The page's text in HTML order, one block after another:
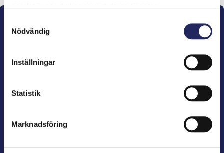
Nödvändig
Inställningar
Statistik
Marknadsföring
kulturens väktare och utgivare av marin litteratur.
Bölegatan 2